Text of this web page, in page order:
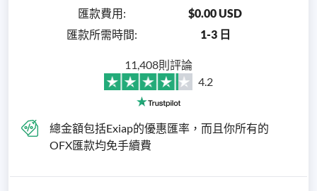
11,408則評論
4.2
匯款費用:
$0.00 USD
匯款所需時間: 1-3 日
總金額包括Exiap的優惠匯率，而且你所有的
OFX匯款均免手續費